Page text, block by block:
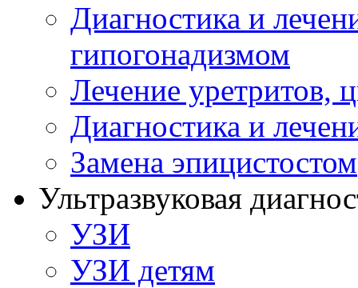
Диагностика и
гипогонадизмом
Лечение уретритов,
Диагностика и
Замена эпицистостом
Ультразвуковая
УЗИ
УЗИ детям